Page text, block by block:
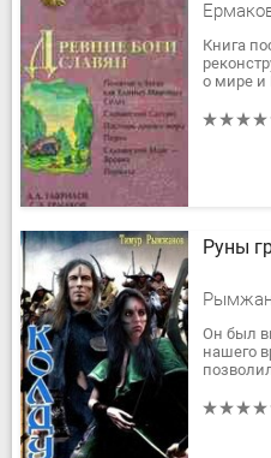
Книга
о мире и
славян
Руны
Он был
нашего
в народе